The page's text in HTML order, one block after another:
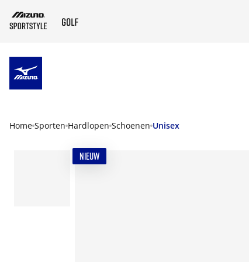
Home Sporten Hardlopen Schoenen Unisex
NIEUW